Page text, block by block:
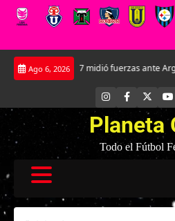
Saltar
Ago 6, 2026
Sub-17 midió fuerzas ante Argentina
INSTAGRAM
FACEBOOK
Planeta
Todo el Fútbol